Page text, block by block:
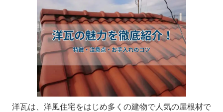
洋瓦は、洋風住宅をはじめ多くの建物で人気の屋根材で